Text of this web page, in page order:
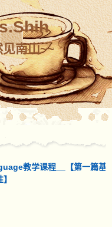
南山~~
教学课程__【第一篇基